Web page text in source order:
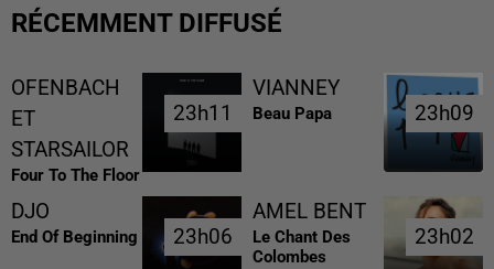
RÉCEMMENT DIFFUSÉ
OFENBACH
ET
STARSAILOR
Four To The Floor
23h11
23h11
VIANNEY
Beau Papa 23h09
23h09
DJO
End Of Beginning 23h06
23h06
AMEL BENT
Le Chant Des
Colombes
23h02
23h02